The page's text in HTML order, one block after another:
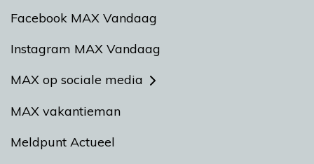
Facebook MAX Vandaag
Instagram MAX Vandaag
MAX op sociale media
MAX vakantieman
Meldpunt Actueel